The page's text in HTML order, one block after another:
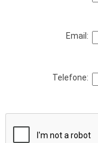
Email:
Telefone: